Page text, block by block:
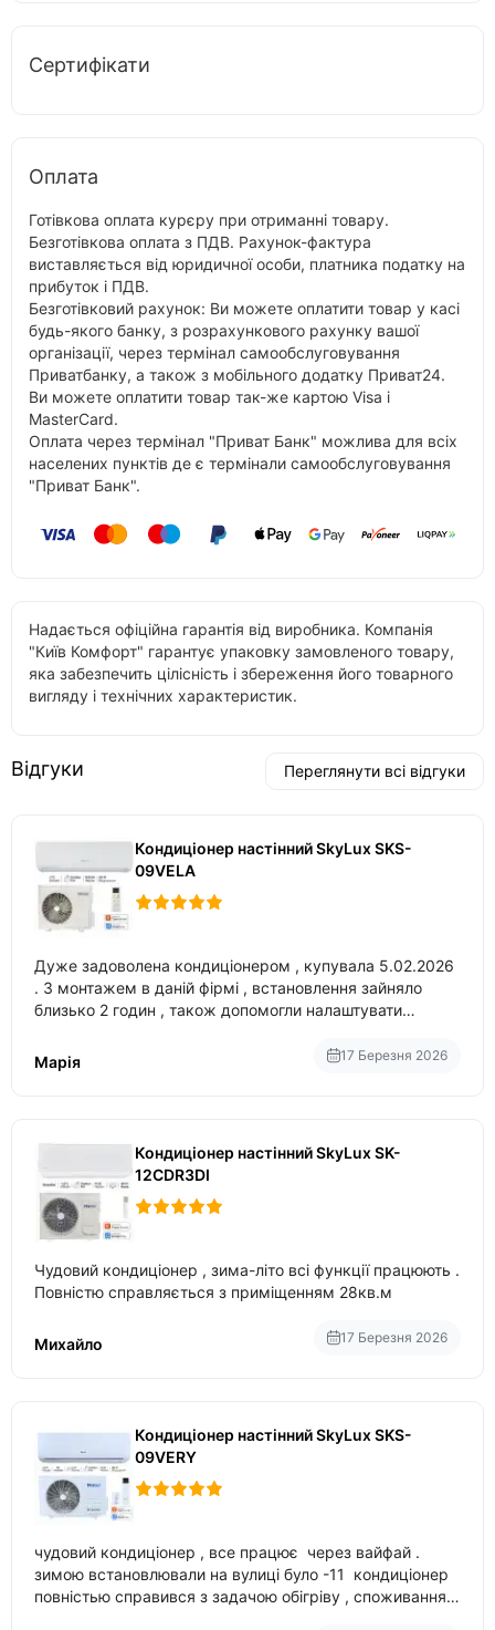
Сертифікати
Оплата
Готівкова оплата курєру при отриманні товару.
Безготівкова оплата з ПДВ. Рахунок-фактура
виставляється від юридичної особи, платника податку на
прибуток і ПДВ.
Безготівковий рахунок: Ви можете оплатити товар у касі
будь-якого банку, з розрахункового рахунку вашої
організації, через термінал самообслуговування
Приватбанку, а також з мобільного додатку Приват24.
Ви можете оплатити товар так-же картою Visa і
MasterCard.
Оплата через термінал "Приват Банк" можлива для всіх
населених пунктів де є термінали самообслуговування
"Приват Банк".
Надається офіційна гарантія від виробника. Компанія
"Київ Комфорт" гарантує упаковку замовленого товару,
яка забезпечить цілісність і збереження його товарного
вигляду і технічних характеристик.
Відгуки Переглянути всі відгуки
Кондиціонер настінний SkyLux SKS-
09VELA
Дуже задоволена кондиціонером , купувала 5.02.2026
. З монтажем в даній фірмі , встановлення зайняло
близько 2 годин , також допомогли налаштувати
Марія
17 Березня 2026
Кондиціонер настінний SkyLux SK-
12CDR3DI
Чудовий кондиціонер , зима-літо всі функції працюють .
Повністю справляється з приміщенням 28кв.м
Михайло 17 Березня 2026
Кондиціонер настінний SkyLux SKS-
09VERY
чудовий кондиціонер , все працює через вайфай .
зимою встановлювали на вулиці було -11 кондиціонер
повністью справився з задачою обігріву , споживання